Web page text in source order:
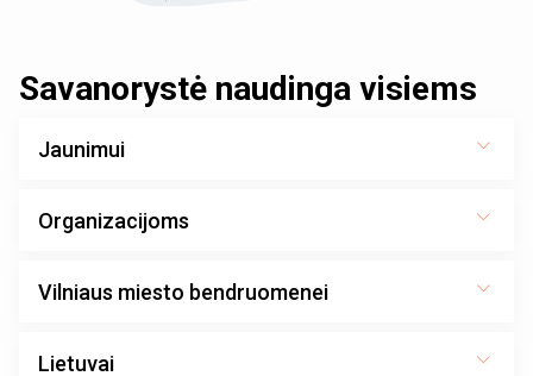
Savanorystė naudinga visiems
Jaunimui
Organizacijoms
Vilniaus miesto bendruomenei
Lietuvai